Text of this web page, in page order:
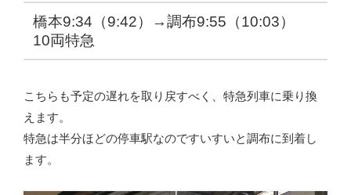
橋本9:34（9:42）→調布9:55（10:03）
10両特急
こちらも予定の遅れを取り戻すべく、特急列車に乗り換
えます。
特急は半分ほどの停車駅なのですいすいと調布に到着し
ます。